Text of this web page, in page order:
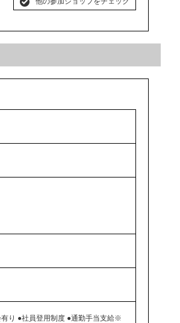
り ●社員登用制度 ●通勤手当支給※